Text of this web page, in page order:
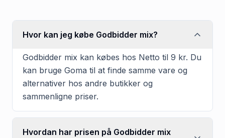
Hvor kan jeg købe Godbidder mix?
Godbidder mix kan købes hos Netto til 9 kr. Du
kan bruge Goma til at finde samme vare og
alternativer hos andre butikker og
sammenligne priser.
Hvordan har prisen på Godbidder mix